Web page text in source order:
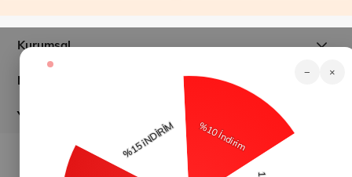
Kurumsal
Müşteri İlişkileri
Yardım
− ×